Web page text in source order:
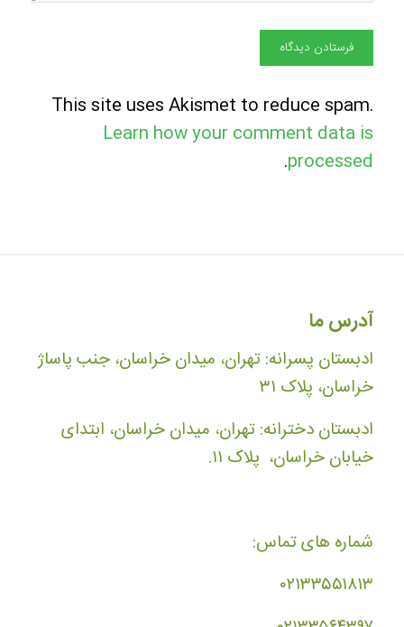
This site uses Akismet to reduce spam.
Learn how your comment data is
processed
.
آدرس ما
ادبستان پسرانه: تهران، میدان خراسان، جنب پاساژ
خراسان، پلاک ۳۱
ادبستان دخترانه: تهران، میدان خراسان، ابتدای
خیابان خراسان، پلاک ۱۱.
شماره های تماس:
۰۲۱۳۳۵۵۱۸۱۳